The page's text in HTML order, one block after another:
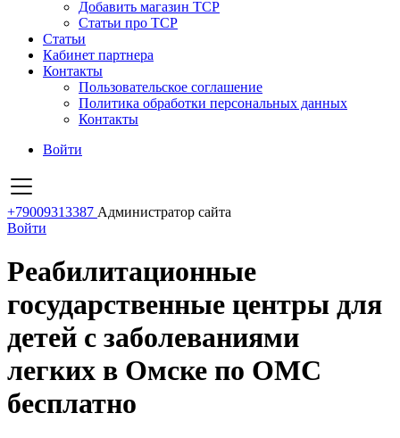
Добавить магазин ТСР
Статьи про ТСР
Статьи
Кабинет партнера
Контакты
Пользовательское соглашение
Политика обработки персональных данных
Контакты
Войти
+79009313387 Администратор сайта
Войти
Реабилитационные
государственные центры для
детей с заболеваниями
легких в Омске по ОМС
бесплатно